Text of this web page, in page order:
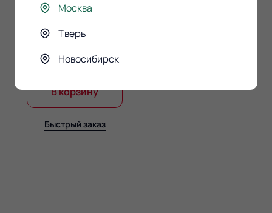
890 ₽
В корзину
Быстрый заказ
Москва
Тверь
Новосибирск